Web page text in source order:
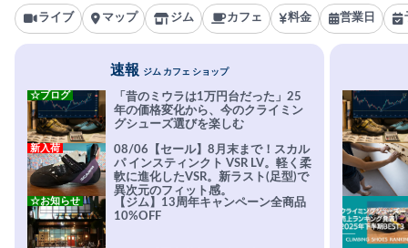
ライブ マップ ジム カフェ 料金 営業日
速報 ジム カフェ ショップ
「昔のミウラは1万円台だった」25
年の価格変化から、今のクライミン
グシューズ選びを楽しむ
☆ブログ
08/06【セール】8月末まで！スカル
パ インスティンクト VSR LV。軽く柔
軟に進化したVSR。新ラスト(足型)で
異次元のフィット感。
新入荷
【ジム】13周年キャンペーン全商品
10%OFF
☆お知らせ